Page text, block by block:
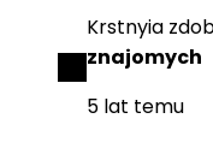
Krstnyia
znajomych
5 lat temu